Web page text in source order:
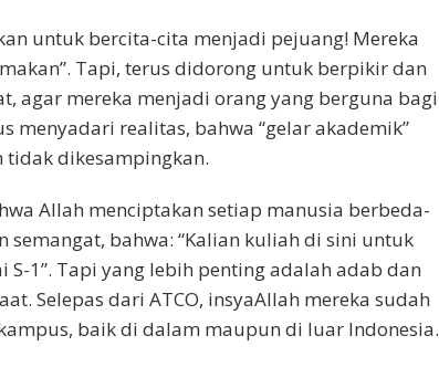
untuk bercita-cita menjadi pejuang! Mereka
Tapi, terus didorong untuk berpikir dan
agar mereka menjadi orang yang berguna bagi
menyadari realitas, bahwa “gelar akademik”
dikesampingkan.
Allah menciptakan setiap manusia berbeda-
bahwa: “Kalian kuliah di sini untuk
1”. Tapi yang lebih penting adalah adab dan
Selepas dari ATCO, insyaAllah mereka sudah
baik di dalam maupun di luar Indonesia.